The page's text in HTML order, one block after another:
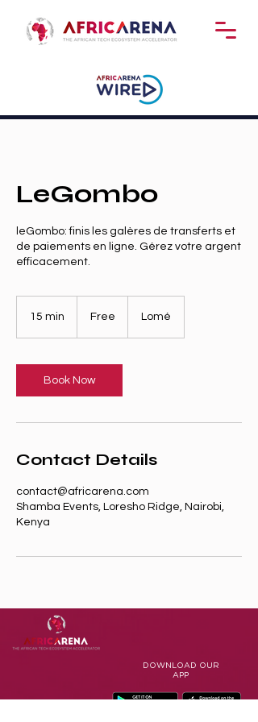
LeGombo
leGombo: finis les galères de transferts et
de paiements en ligne. Gérez votre argent
efficacement.
15 min
i
n
Free Lomé
Book Now
Contact Details
contact@africarena.com
Shamba Events, Loresho Ridge, Nairobi,
Kenya
DOWNLOAD OUR
APP